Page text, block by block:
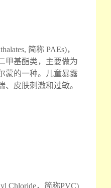
简称 PAEs)，
甲基酯类，主要做为
蒙的一种。儿童暴露
、皮肤刺激和过敏。
Chloride，简称PVC)